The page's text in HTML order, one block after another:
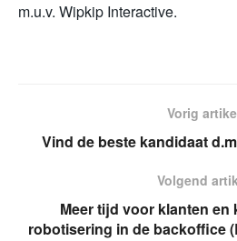
m.u.v. Wipkip Interactive.
Vorig
Vind de beste kandidaat
Volgend
Meer tijd voor klanten
robotisering in de backoffice